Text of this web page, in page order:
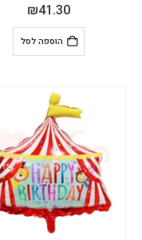
₪41.30
הוספה לסל